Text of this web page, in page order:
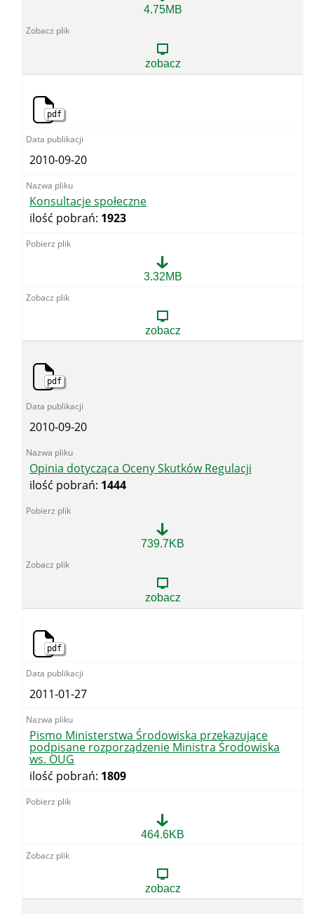
Rządu
4.75MB
zobacz
pdf
2010-09-20
Konsultacje społeczne
ilość pobrań: 1923
3.32MB
zobacz
pdf
2010-09-20
Opinia dotycząca Oceny Skutków Regulacji
ilość pobrań: 1444
Oceny
739.7KB
zobacz
pdf
2011-01-27
Pismo Ministerstwa Środowiska przekazujące
podpisane rozporządzenie Ministra Środowiska
ws. OUG
ilość pobrań: 1809
Środowiska
464.6KB
zobacz